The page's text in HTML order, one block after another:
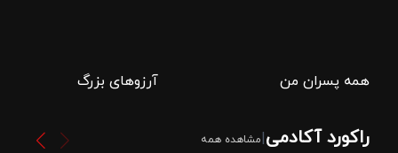
همه پسران من آرزوهای بزرگ
راکورد آکادمی|مشاهده همه